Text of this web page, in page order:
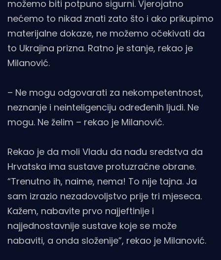
možemo biti potpuno sigurni. Vjerojatno
nećemo to nikad znati zato što i ako prikupimo
materijalne dokaze, ne možemo očekivati da
to Ukrajina prizna. Ratno je stanje, rekao je
Milanović.
– Ne mogu odgovarati za nekompetentnost,
neznanje i neinteligenciju određenih ljudi. Ne
mogu. Ne želim – rekao je Milanović.
Rekao je da moli Vladu da nađu sredstva da
Hrvatska ima sustave protuzračne obrane.
“Trenutno ih, naime, nema! To nije tajna. Ja
sam izrazio nezadovoljstvo prije tri mjeseca.
Kažem, nabavite prvo najjeftinije i
najjednostavnije sustave koje se može
nabaviti, a onda složenije”, rekao je Milanović.